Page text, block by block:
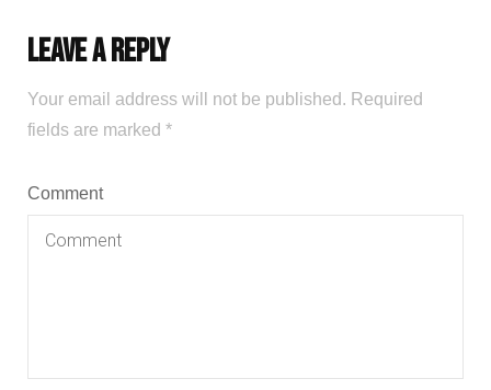
Leave a Reply
Your email address will not be published. Required
fields are marked *
Comment